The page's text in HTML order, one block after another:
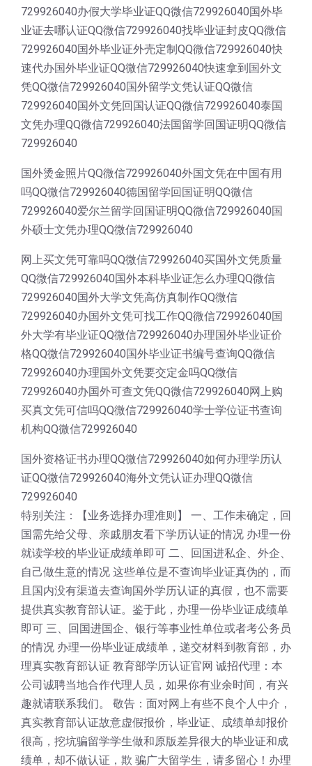
729926040办假大学毕业证QQ微信729926040国外毕
业证去哪认证QQ微信729926040找毕业证封皮QQ微信
729926040国外毕业证外壳定制QQ微信729926040快
速代办国外毕业证QQ微信729926040快速拿到国外文
凭QQ微信729926040国外留学文凭认证QQ微信
729926040国外文凭回国认证QQ微信729926040泰国
文凭办理QQ微信729926040法国留学回国证明QQ微信
729926040
国外烫金照片QQ微信729926040外国文凭在中国有用
吗QQ微信729926040德国留学回国证明QQ微信
729926040爱尔兰留学回国证明QQ微信729926040国
外硕士文凭办理QQ微信729926040
网上买文凭可靠吗QQ微信729926040买国外文凭质量
QQ微信729926040国外本科毕业证怎么办理QQ微信
729926040国外大学文凭高仿真制作QQ微信
729926040办国外文凭可找工作QQ微信729926040国
外大学有毕业证QQ微信729926040办理国外毕业证价
格QQ微信729926040国外毕业证书编号查询QQ微信
729926040办理国外文凭要交定金吗QQ微信
729926040办国外可查文凭QQ微信729926040网上购
买真文凭可信吗QQ微信729926040学士学位证书查询
机构QQ微信729926040
国外资格证书办理QQ微信729926040如何办理学历认
证QQ微信729926040海外文凭认证办理QQ微信
729926040
特别关注：【业务选择办理准则】 一、工作未确定，回
国需先给父母、亲戚朋友看下学历认证的情况 办理一份
就读学校的毕业证成绩单即可 二、回国进私企、外企、
自己做生意的情况 这些单位是不查询毕业证真伪的，而
且国内没有渠道去查询国外学历认证的真假，也不需要
提供真实教育部认证。鉴于此，办理一份毕业证成绩单
即可 三、回国进国企、银行等事业性单位或者考公务员
的情况 办理一份毕业证成绩单，递交材料到教育部，办
理真实教育部认证 教育部学历认证官网 诚招代理：本
公司诚聘当地合作代理人员，如果你有业余时间，有兴
趣就请联系我们。 敬告：面对网上有些不良个人中介，
真实教育部认证故意虚假报价，毕业证、成绩单却报价
很高，挖坑骗留学学生做和原版差异很大的毕业证和成
绩单，却不做认证，欺 骗广大留学生，请多留心！办理